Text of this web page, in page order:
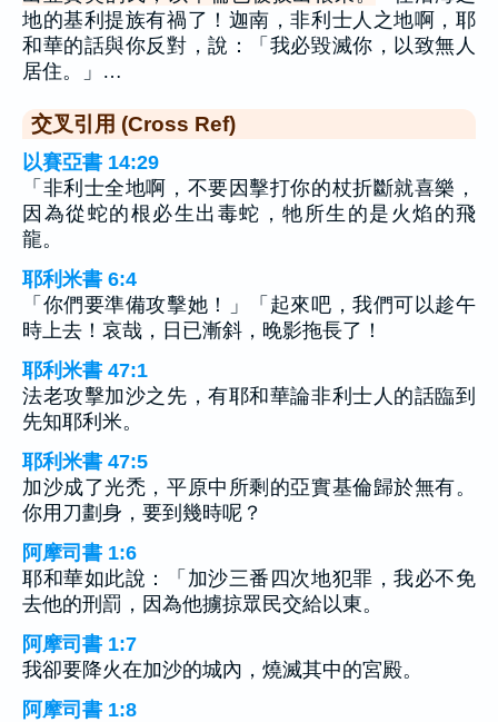
地的基利提族有禍了！迦南，非利士人之地啊，耶
和華的話與你反對，說：「我必毀滅你，以致無人
居住。」…
交叉引用 (Cross Ref)
以賽亞書 14:29
「非利士全地啊，不要因擊打你的杖折斷就喜樂，
因為從蛇的根必生出毒蛇，牠所生的是火焰的飛
龍。
耶利米書 6:4
「你們要準備攻擊她！」「起來吧，我們可以趁午
時上去！哀哉，日已漸斜，晚影拖長了！
耶利米書 47:1
法老攻擊加沙之先，有耶和華論非利士人的話臨到
先知耶利米。
耶利米書 47:5
加沙成了光禿，平原中所剩的亞實基倫歸於無有。
你用刀劃身，要到幾時呢？
阿摩司書 1:6
耶和華如此說：「加沙三番四次地犯罪，我必不免
去他的刑罰，因為他擄掠眾民交給以東。
阿摩司書 1:7
我卻要降火在加沙的城內，燒滅其中的宮殿。
阿摩司書 1:8